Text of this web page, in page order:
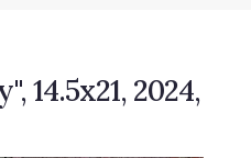
14.5x21, 2024,